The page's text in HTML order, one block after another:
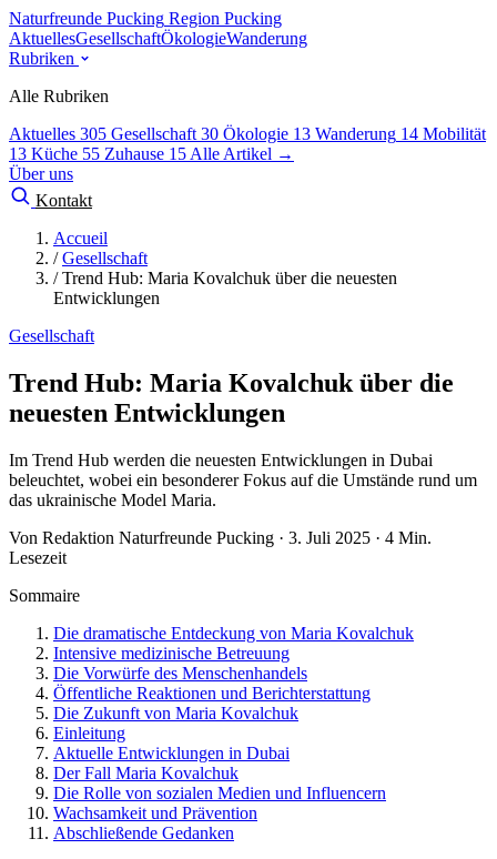
Naturfreunde Pucking Region Pucking
AktuellesGesellschaftÖkologieWanderung
Rubriken
Alle Rubriken
Aktuelles 305 Gesellschaft 30 Ökologie 13 Wanderung 14 Mobilität
13 Küche 55 Zuhause 15 Alle Artikel →
Über uns
Kontakt
Accueil
/ Gesellschaft
/ Trend Hub: Maria Kovalchuk über die neuesten
Entwicklungen
Gesellschaft
Trend Hub: Maria Kovalchuk über die
neuesten Entwicklungen
Im Trend Hub werden die neuesten Entwicklungen in Dubai
beleuchtet, wobei ein besonderer Fokus auf die Umstände rund um
das ukrainische Model Maria.
Von Redaktion Naturfreunde Pucking · 3. Juli 2025 · 4 Min.
Lesezeit
Sommaire
Die dramatische Entdeckung von Maria Kovalchuk
Intensive medizinische Betreuung
Die Vorwürfe des Menschenhandels
Öffentliche Reaktionen und Berichterstattung
Die Zukunft von Maria Kovalchuk
Einleitung
Aktuelle Entwicklungen in Dubai
Der Fall Maria Kovalchuk
Die Rolle von sozialen Medien und Influencern
Wachsamkeit und Prävention
Abschließende Gedanken